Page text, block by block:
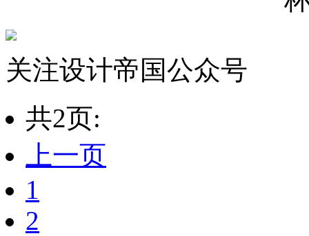
关注设计帝国公众号
共2页:
上一页
1
2